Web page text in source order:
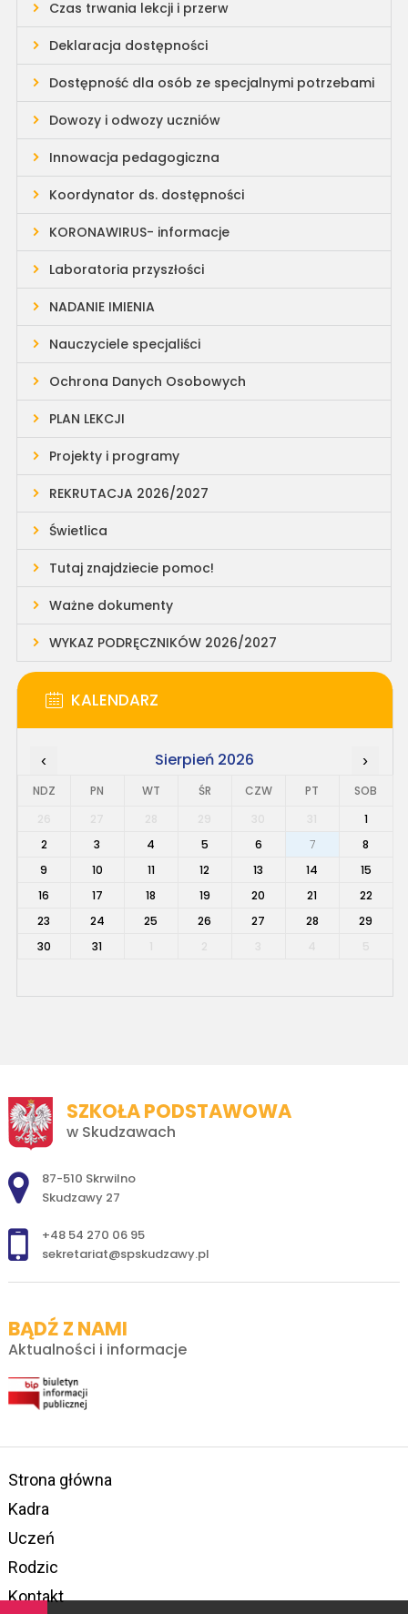
Czas trwania lekcji i przerw
Deklaracja dostępności
Dostępność dla osób ze specjalnymi potrzebami
Dowozy i odwozy uczniów
Innowacja pedagogiczna
Koordynator ds. dostępności
KORONAWIRUS- informacje
Laboratoria przyszłości
NADANIE IMIENIA
Nauczyciele specjaliści
Ochrona Danych Osobowych
PLAN LEKCJI
Projekty i programy
REKRUTACJA 2026/2027
Świetlica
Tutaj znajdziecie pomoc!
Ważne dokumenty
WYKAZ PODRĘCZNIKÓW 2026/2027
KALENDARZ
‹ Sierpień 2026 ›
NDZ PN WT ŚR CZW PT
SOB
1
2
3 4 5 6 7
8
9
10 11 12 13 14
15
16
17 18 19 20 21
22
23
24 25 26 27 28
29
30
31
SZKOŁA PODSTAWOWA
w Skudzawach
Adres pocztowy:
87-510 Skrwilno
Skudzawy 27
+48 54 270 06 95
sekretariat@spskudzawy.pl
BĄDŹ Z NAMI
Aktualności i informacje
Strona główna
Kadra
Uczeń
Rodzic
Kontakt